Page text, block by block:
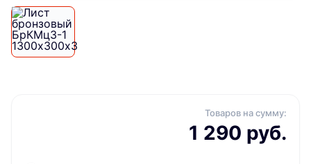
Товаров на сумму:
1 290 руб.